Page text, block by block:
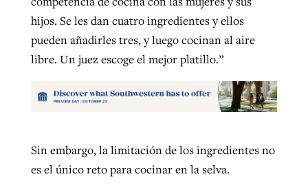
hijos. Se les dan cuatro ingredientes y ellos
pueden añadirles tres, y luego cocinan al aire
libre. Un juez escoge el mejor platillo.”
Sin embargo, la limitación de los ingredientes no
es el único reto para cocinar en la selva.